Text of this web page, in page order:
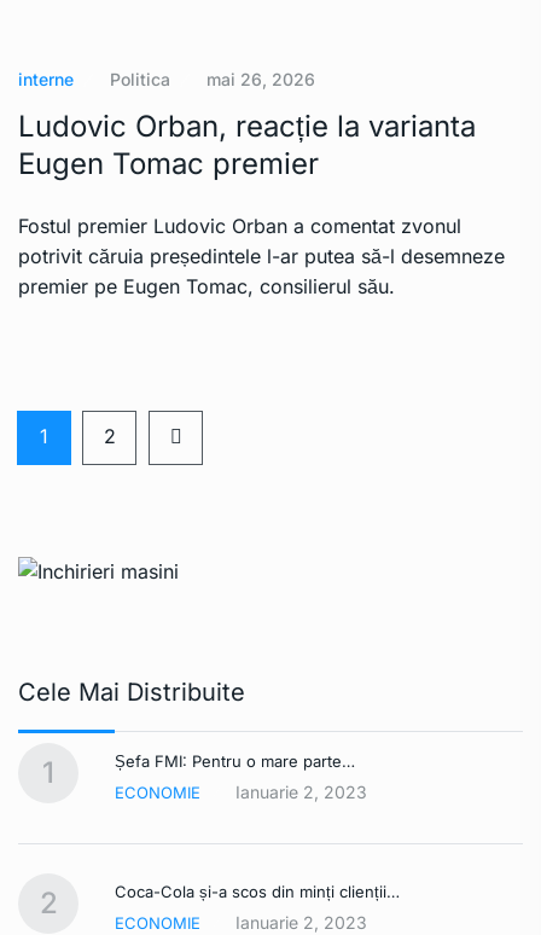
interne Politica mai 26, 2026
Ludovic Orban, reacție la varianta
Eugen Tomac premier
Fostul premier Ludovic Orban a comentat zvonul
potrivit căruia președintele l-ar putea să-l desemneze
premier pe Eugen Tomac, consilierul său.
1 2
Cele Mai Distribuite
1
Șefa FMI: Pentru o mare parte…
ECONOMIE
Ianuarie 2, 2023
2
Coca-Cola și-a scos din minți clienții…
ECONOMIE
Ianuarie 2, 2023